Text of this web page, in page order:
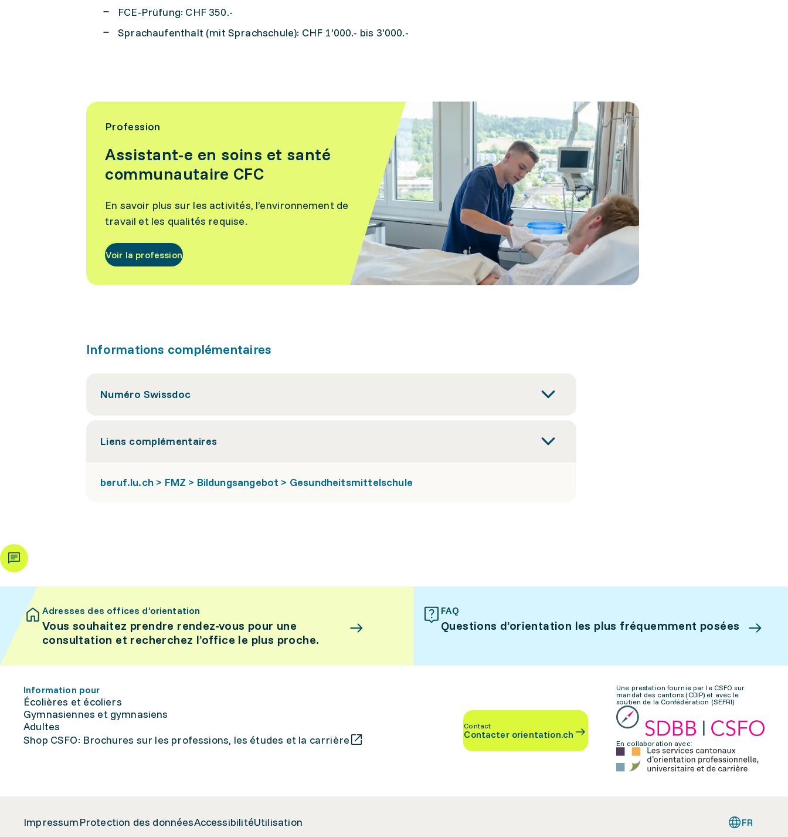
FCE-Prüfung: CHF 350.-
Sprachaufenthalt (mit Sprachschule): CHF 1'000.- bis 3'000.-
Profession
Assistant-e en soins et santé
communautaire CFC
En savoir plus sur les activités, l’environnement de
travail et les qualités requise.
Voir la profession
Informations complémentaires
Numéro Swissdoc
Liens complémentaires
beruf.lu.ch > FMZ > Bildungsangebot > Gesundheitsmittelschule
Adresses des offices d’orientation
Vous souhaitez prendre rendez-vous pour une
consultation et recherchez l’office le plus proche.
FAQ
Questions d’orientation les plus fréquemment posées
Information pour
Écolières et écoliers
Gymnasiennes et gymnasiens
Adultes
Shop CSFO: Brochures sur les professions, les études et la carrière
Contact
Contacter orientation.ch
Une prestation fournie par le CSFO sur
mandat des cantons (CDIP) et avec le
soutien de la Confédération (SEFRI)
En collaboration avec:
ImpressumProtection des donnéesAccessibilitéUtilisation FR